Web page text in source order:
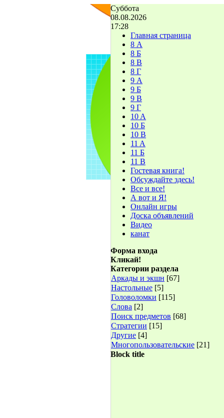
Суббота
08.08.2026
17:28
Главная страница
8 А
8 Б
8 В
8 Г
9 А
9 Б
9 В
9 Г
10 A
10 Б
10 В
11 A
11 Б
11 В
Гостевая книга!
Обсуждайте здесь!
Все и все!
А вот и Я!
Онлайн игры
Доска объявлений
Видео
канат
Форма входа
Кликай!
Категории раздела
Аркады и экшн [67]
Настольные [5]
Головоломки [115]
Слова [2]
Поиск предметов [68]
Стратегии [15]
Другие [4]
Многопользовательские [21]
Block title